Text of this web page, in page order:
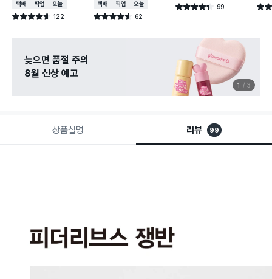
택배배송매장픽업오늘배송
별점 4.6점 122
건 작성
택배배송매장픽업오늘배송
별점 4.5점 62
건 작성
별점 4.4점 99
건 작성 별점
늦으면 품절 주의
8월 신상 예고
1 3
상품설명 리뷰 99